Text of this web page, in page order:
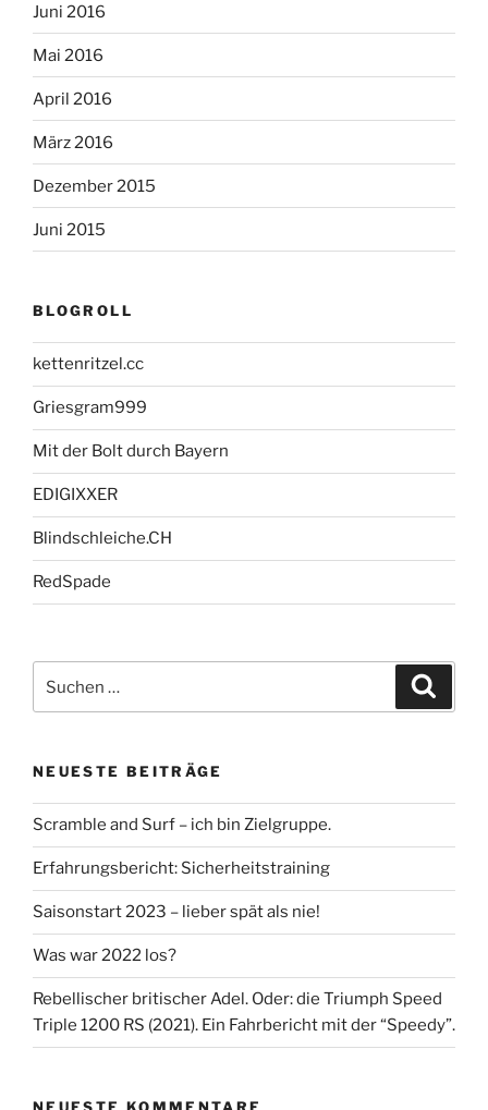
Juni 2016
Mai 2016
April 2016
März 2016
Dezember 2015
Juni 2015
BLOGROLL
kettenritzel.cc
Griesgram999
Mit der Bolt durch Bayern
EDIGIXXER
Blindschleiche.CH
RedSpade
nach:
NEUESTE BEITRÄGE
Scramble and Surf – ich bin Zielgruppe.
Erfahrungsbericht: Sicherheitstraining
Saisonstart 2023 – lieber spät als nie!
Was war 2022 los?
Rebellischer britischer Adel. Oder: die Triumph Speed
Triple 1200 RS (2021). Ein Fahrbericht mit der “Speedy”.
NEUESTE KOMMENTARE